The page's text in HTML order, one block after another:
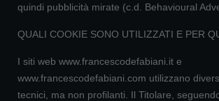
quindi pubblicità mirate (c.d. Behavioural
QUALI COOKIE SONO UTILIZZATI E PER
I siti web www.francescodefabiani.it e
www.francescodefabiani.com utilizzano
tecnici, ma non profilanti. Il Titolare,